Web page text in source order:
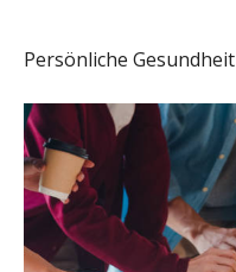
Persönliche Gesundheit